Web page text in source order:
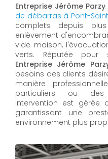
Entreprise Jérôme Parzy
de débarras à Pont-
complets depuis
enlèvement
vide maison,
verts. Réputée pour
Entreprise Jérôme
besoins des clients
manière
particuliers ou des
intervention est gérée
garantissant une
environnement plus